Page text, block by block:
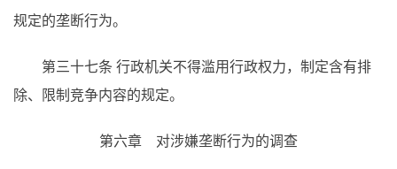
规定的垄断行为。
第三十七条 行政机关不得滥用行政权力，制定含有排
除、限制竞争内容的规定。
第六章 对涉嫌垄断行为的调查